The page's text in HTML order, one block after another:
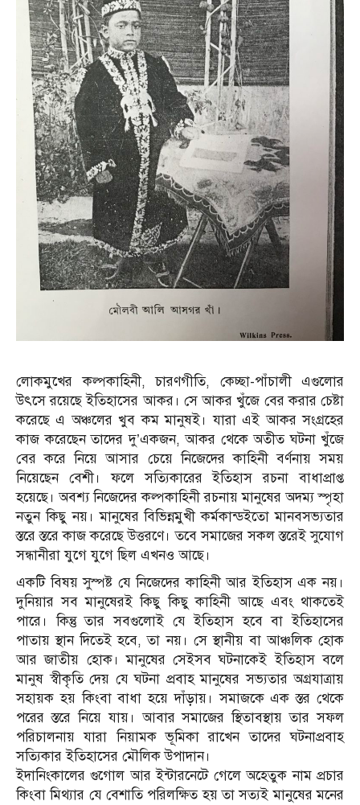
লোকমুখের কল্পকাহিনী, চারণগীতি, কেচ্ছা-পাঁচালী এগুলোর
উৎসে রয়েছে ইতিহাসের আকর। সে আকর খুঁজে বের করার চেষ্টা
করেছে এ অঞ্চলের খুব কম মানুষই। যারা এই আকর সংগ্রহের
কাজ করেছেন তাদের দু’একজন, আকর থেকে অতীত ঘটনা খুঁজে
বের করে নিয়ে আসার চেয়ে নিজেদের কাহিনী বর্ণনায় সময়
নিয়েছেন বেশী। ফলে সত্যিকারের ইতিহাস রচনা বাধাপ্রাপ্ত
হয়েছে। অবশ্য নিজেদের কল্পকাহিনী রচনায় মানুষের অদম্য স্পৃহা
নতুন কিছু নয়। মানুষের বিভিন্নমুখী কর্মকান্ডইতো মানবসভ্যতার
স্তরে স্তরে কাজ করেছে উত্তরণে। তবে সমাজের সকল স্তরেই সুযোগ
সন্ধানীরা যুগে যুগে ছিল এখনও আছে।
একটি বিষয় সুস্পষ্ট যে নিজেদের কাহিনী আর ইতিহাস এক নয়।
দুনিয়ার সব মানুষেরই কিছু কিছু কাহিনী আছে এবং থাকতেই
পারে। কিন্তু তার সবগুলোই যে ইতিহাস হবে বা ইতিহাসের
পাতায় স্থান দিতেই হবে, তা নয়। সে স্থানীয় বা আঞ্চলিক হোক
আর জাতীয় হোক। মানুষের সেইসব ঘটনাকেই ইতিহাস বলে
মানুষ স্বীকৃতি দেয় যে ঘটনা প্রবাহ মানুষের সভ্যতার অগ্রযাত্রায়
সহায়ক হয় কিংবা বাধা হয়ে দাঁড়ায়। সমাজকে এক স্তর থেকে
পরের স্তরে নিয়ে যায়। আবার সমাজের স্থিতাবস্থায় তার সফল
পরিচালনায় যারা নিয়ামক ভূমিকা রাখেন তাদের ঘটনাপ্রবাহ
সত্যিকার ইতিহাসের মৌলিক উপাদান।
ইদানিংকালের গুগোল আর ইন্টারনেটে গেলে অহেতুক নাম প্রচার
কিংবা মিথ্যার যে বেশাতি পরিলক্ষিত হয় তা সত্যই মানুষের মনের